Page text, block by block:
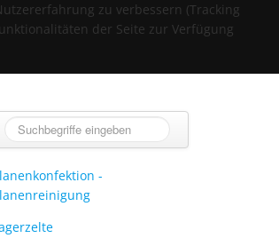
-
zu verbessern (Tracking
der Seite zur Verfügung